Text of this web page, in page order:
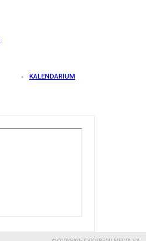
KALENDARIUM